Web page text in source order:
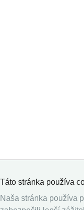
Táto stránka používa
Naša stránka používa